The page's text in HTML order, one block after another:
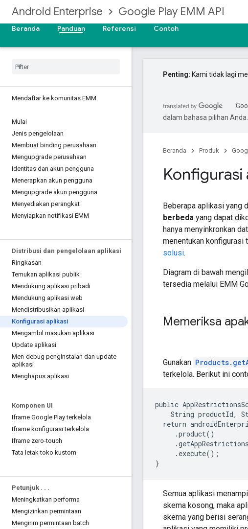
Android Enterprise Google Play EMM API
Beranda
Panduan Referensi Contoh
Mendaftar ke komunitas EMM
Mulai
Jenis pengelolaan
Membuat binding perusahaan
Mengupgrade perusahaan
Identitas dan akun pengguna
Menerapkan akun pengguna
Mengupgrade akun pengguna
Menyediakan perangkat
Menyiapkan notifikasi EMM
Distribusi dan pengelolaan aplikasi
Ringkasan
Temukan aplikasi publik
Mendukung aplikasi pribadi
Mendukung aplikasi web
Mendistribusikan aplikasi
Konfigurasi aplikasi
Mengambil masukan aplikasi
Update aplikasi
Men-debug penginstalan dan update
aplikasi
Menghapus aplikasi
Komponen UI
Iframe Google Play terkelola
Iframe konfigurasi terkelola
Iframe zero-touch
Tata letak toko kustom
Petunjuk . . .
Meningkatkan performa
Mengizinkan permintaan
Mengirim permintaan batch
Penting: Kami tidak lagi
dalam bahasa pilihan
Beranda Produk
Konfigurasi
Beberapa aplikasi yang
berbeda yang dapat
hanya menyinkronkan
menentukan konfigurasi
solusi.
Diagram di bawah
tersedia melalui EMM
Memeriksa
Gunakan
terkelola. Berikut ini
public
String productId,
return
     .product()
     .execute();
Semua aplikasi
skema kosong, maka
skema yang berisi